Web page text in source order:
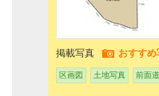
掲載写真 おすす
区画図 土地写真 前面